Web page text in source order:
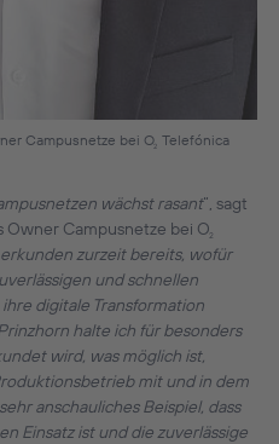
Campusnetze bei O2 Telefónica
wächst rasant“, sagt
Owner Campusnetze bei O2
zurzeit bereits, wofür
und schnellen
digitale Transformation
halte ich für besonders
wird, was möglich ist,
mit und in dem
anschauliches Beispiel, dass
Einsatz ist und die zuverlässige